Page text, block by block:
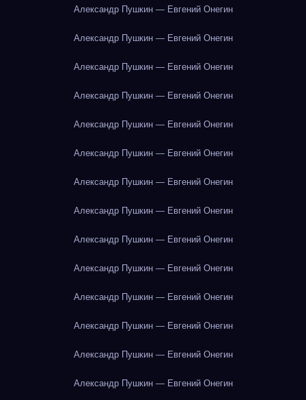
Александр Пушкин — Евгений Онегин
Александр Пушкин — Евгений Онегин
Александр Пушкин — Евгений Онегин
Александр Пушкин — Евгений Онегин
Александр Пушкин — Евгений Онегин
Александр Пушкин — Евгений Онегин
Александр Пушкин — Евгений Онегин
Александр Пушкин — Евгений Онегин
Александр Пушкин — Евгений Онегин
Александр Пушкин — Евгений Онегин
Александр Пушкин — Евгений Онегин
Александр Пушкин — Евгений Онегин
Александр Пушкин — Евгений Онегин
Александр Пушкин — Евгений Онегин